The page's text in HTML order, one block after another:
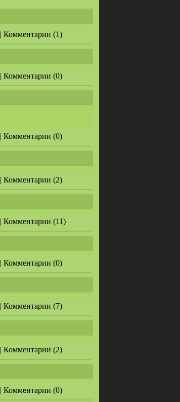
| Комментарии (1)
| Комментарии (0)
| Комментарии (0)
| Комментарии (2)
| Комментарии (11)
| Комментарии (0)
| Комментарии (7)
| Комментарии (2)
| Комментарии (0)